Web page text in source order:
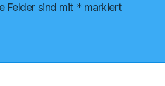
Felder sind mit *markiert